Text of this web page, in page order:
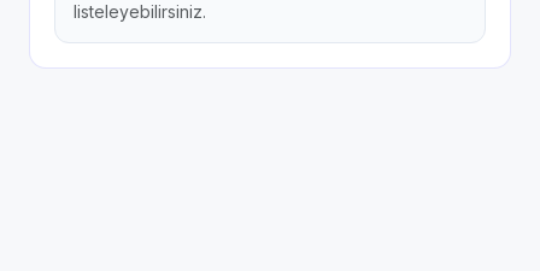
listeleyebilirsiniz.